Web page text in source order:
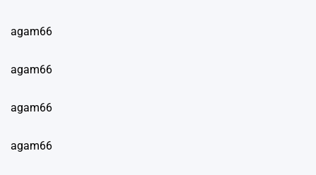
agam66
agam66
agam66
agam66